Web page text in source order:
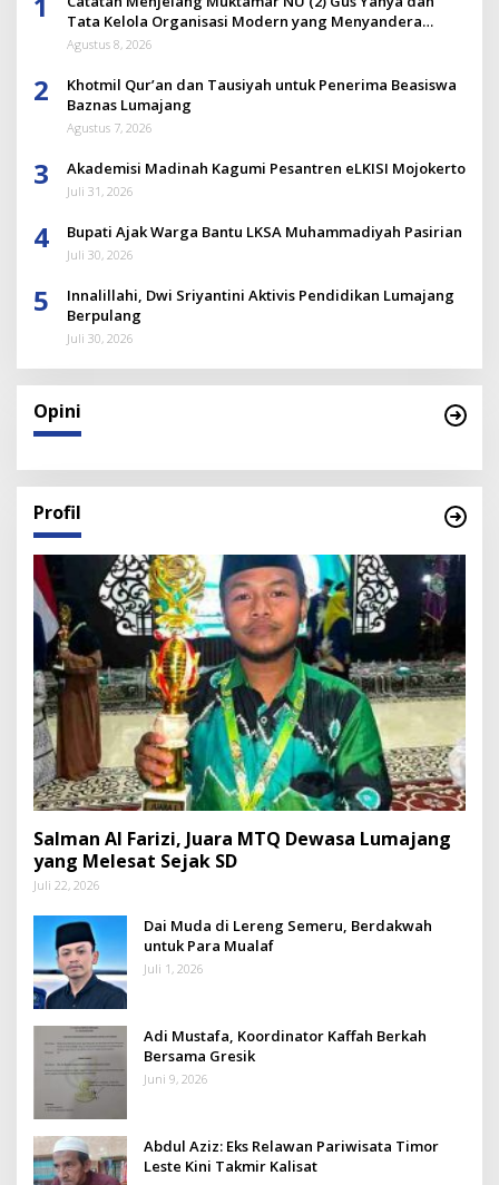
Tata Kelola Organisasi Modern yang Menyandera
Dirinya
Agustus 8, 2026
2
Khotmil Qur’an dan Tausiyah untuk Penerima Beasiswa
Baznas Lumajang
Agustus 7, 2026
3 Akademisi Madinah Kagumi Pesantren eLKISI Mojokerto
Juli 31, 2026
4 Bupati Ajak Warga Bantu LKSA Muhammadiyah Pasirian
Juli 30, 2026
5
Innalillahi, Dwi Sriyantini Aktivis Pendidikan Lumajang
Berpulang
Juli 30, 2026
Opini
Profil
Salman Al Farizi, Juara MTQ Dewasa Lumajang
yang Melesat Sejak SD
Juli 22, 2026
Dai Muda di Lereng Semeru, Berdakwah
untuk Para Mualaf
Juli 1, 2026
Adi Mustafa, Koordinator Kaffah Berkah
Bersama Gresik
Juni 9, 2026
Abdul Aziz: Eks Relawan Pariwisata Timor
Leste Kini Takmir Kalisat